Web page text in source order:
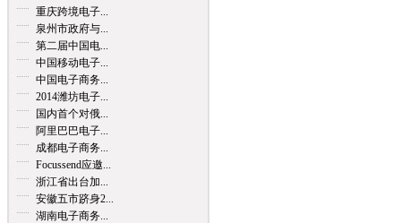
重庆跨境电子...
泉州市政府与...
第二届中国电...
中国移动电子...
中国电子商务...
2014潍坊电子...
国内首个对俄...
阿里巴巴电子...
成都电子商务...
Focussend应邀...
浙江省出台加...
安徽五市跻身2...
湖南电子商务...